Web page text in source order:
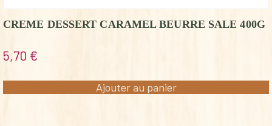
CREME DESSERT CARAMEL BEURRE SALE 400G
5,70 €
Ajouter au panier